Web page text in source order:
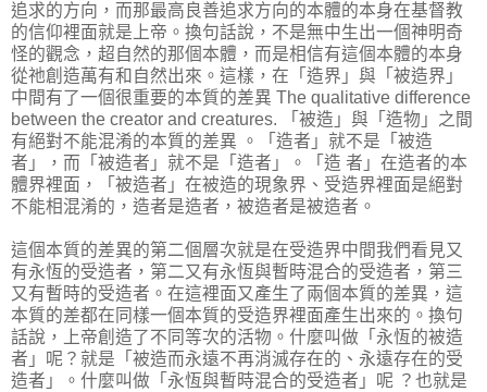
追求的方向，而那最高良善追求方向的本體的本身在基督教
的信仰裡面就是上帝。換句話說，不是無中生出一個神明奇
怪的觀念，超自然的那個本體，而是相信有這個本體的本身
從祂創造萬有和自然出來。這樣，在「造界」與「被造界」
中間有了一個很重要的本質的差異 The qualitative difference
between the creator and creatures. 「被造」與「造物」之間
有絕對不能混淆的本質的差異 。「造者」就不是「被造
者」，而「被造者」就不是「造者」。「造 者」在造者的本
體界裡面，「被造者」在被造的現象界、受造界裡面是絕對
不能相混淆的，造者是造者，被造者是被造者。
這個本質的差異的第二個層次就是在受造界中間我們看見又
有永恆的受造者，第二又有永恆與暫時混合的受造者，第三
又有暫時的受造者。在這裡面又產生了兩個本質的差異，這
本質的差都在同樣一個本質的受造界裡面產生出來的。換句
話說，上帝創造了不同等次的活物。什麼叫做「永恆的被造
者」呢？就是「被造而永遠不再消滅存在的、永遠存在的受
造者」。什麼叫做「永恆與暫時混合的受造者」呢 ？也就是